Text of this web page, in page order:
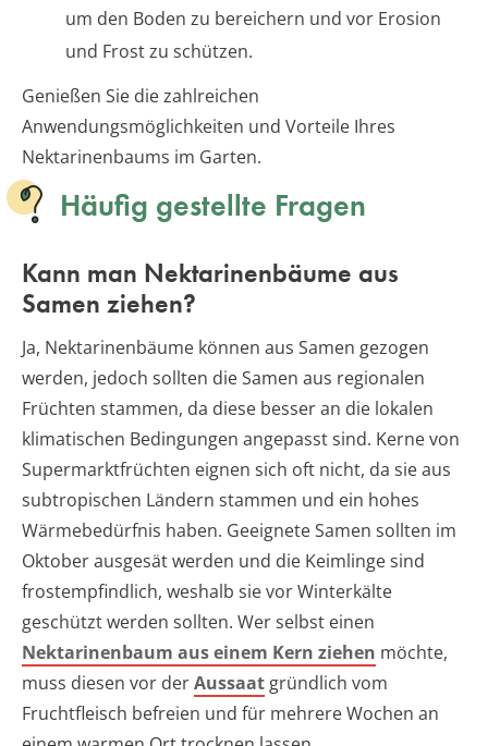
um den Boden zu bereichern und vor Erosion
und Frost zu schützen.
Genießen Sie die zahlreichen
Anwendungsmöglichkeiten und Vorteile Ihres
Nektarinenbaums im Garten.
Häufig gestellte Fragen
Kann man Nektarinenbäume aus
Samen ziehen?
Ja, Nektarinenbäume können aus Samen gezogen
werden, jedoch sollten die Samen aus regionalen
Früchten stammen, da diese besser an die lokalen
klimatischen Bedingungen angepasst sind. Kerne von
Supermarktfrüchten eignen sich oft nicht, da sie aus
subtropischen Ländern stammen und ein hohes
Wärmebedürfnis haben. Geeignete Samen sollten im
Oktober ausgesät werden und die Keimlinge sind
frostempfindlich, weshalb sie vor Winterkälte
geschützt werden sollten. Wer selbst einen
Nektarinenbaum aus einem Kern ziehen möchte,
muss diesen vor derAussaat gründlich vom
Fruchtfleisch befreien und für mehrere Wochen an